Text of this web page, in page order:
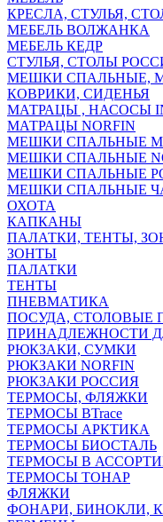
КРЕСЛА, СТУЛЬЯ,
МЕБЕЛЬ ВОЛЖАНКА
МЕБЕЛЬ КЕДР
СТУЛЬЯ, СТОЛЫ
МЕШКИ СПАЛЬНЫЕ,
КОВРИКИ, СИДЕНЬЯ
МАТРАЦЫ , НАСОСЫ
МАТРАЦЫ NORFIN
МЕШКИ СПАЛЬНЫЕ
МЕШКИ СПАЛЬНЫЕ
МЕШКИ СПАЛЬНЫЕ
МЕШКИ СПАЛЬНЫЕ
ОХОТА
КАПКАНЫ
ПАЛАТКИ, ТЕНТЫ,
ЗОНТЫ
ПАЛАТКИ
ТЕНТЫ
ПНЕВМАТИКА
ПОСУДА, СТОЛОВЫЕ
ПРИНАДЛЕЖНОСТИ
РЮКЗАКИ, СУМКИ
РЮКЗАКИ NORFIN
РЮКЗАКИ РОССИЯ
ТЕРМОСЫ, ФЛЯЖКИ
ТЕРМОСЫ BTrace
ТЕРМОСЫ АРКТИКА
ТЕРМОСЫ БИОСТАЛЬ
ТЕРМОСЫ В
ТЕРМОСЫ ТОНАР
ФЛЯЖКИ
ФОНАРИ, БИНОКЛИ,